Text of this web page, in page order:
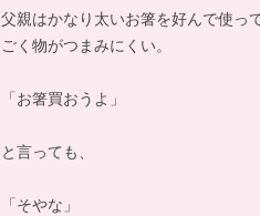
父親はかなり太いお箸を好んで使っ
ごく物がつまみにくい。
「お箸買おうよ」
と言っても、
「そやな」